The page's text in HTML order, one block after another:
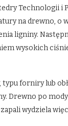
Technologii i
na drewno, o
ligniny.
wysokich
typu forniry lub
Drewno po
wydziela